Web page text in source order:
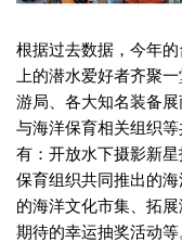
根据过去数据，今年
上的潜水爱好者齐聚
游局、各大知名装备
与海洋保育相关组织
有：开放水下摄影新
保育组织共同推出的
的海洋文化市集、拓
期待的幸运抽奖活动等